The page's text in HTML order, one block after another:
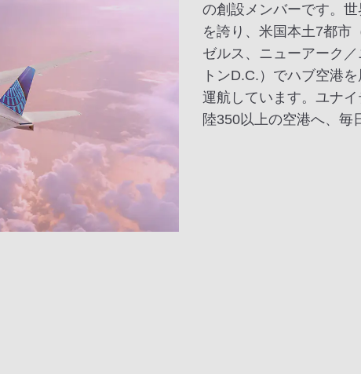
の創設メンバーです。
を誇り、米国本土7都市
ゼルス、ニューアーク
トンD.C.）でハブ空港
運航しています。ユナ
陸350以上の空港へ、毎